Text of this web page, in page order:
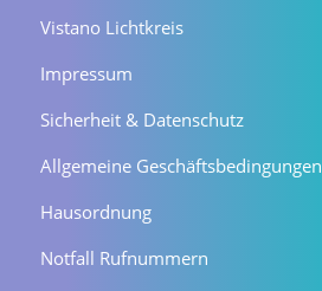
Vistano Lichtkreis
Impressum
Sicherheit & Datenschutz
Allgemeine Geschäftsbedingungen
Hausordnung
Notfall Rufnummern